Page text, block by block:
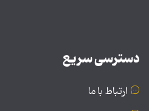
دسترسی سریع
ارتباط با ما